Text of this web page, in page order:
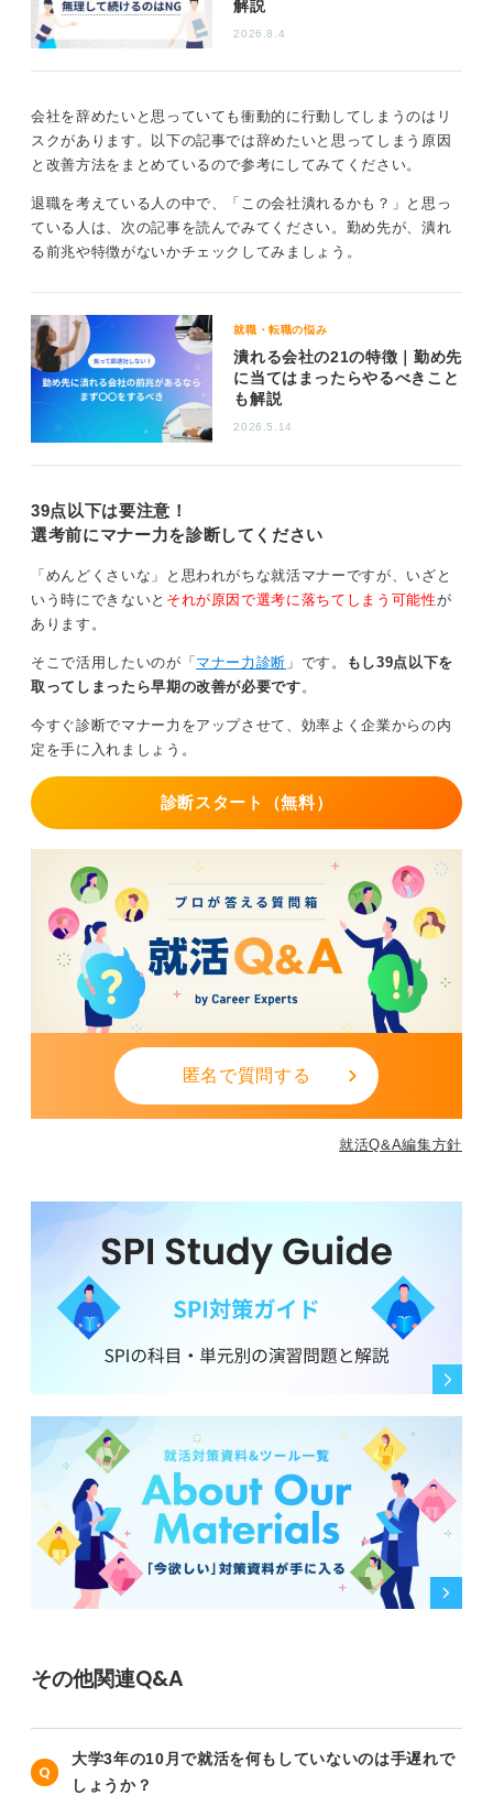
業務を整理することが大切です。また、退職後のキャリ
アプランについても、この期間を利用して具体的な計画
を実現するために、計画的に行動し、コミュニケーショ
ンを大切にすることが重要です。将来に向けての橋渡し
として、この期間を有意義に過ごし、次のステップへと
進んでいきましょう。
0
解説
2026.8.4
会社を辞めたいと思っていても衝動的に行動してしまうのはリ
スクがあります。以下の記事では辞めたいと思ってしまう原因
と改善方法をまとめているので参考にしてみてください。
退職を考えている人の中で、「この会社潰れるかも？」と思っ
ている人は、次の記事を読んでみてください。勤め先が、潰れ
る前兆や特徴がないかチェックしてみましょう。
就職・転職の悩み
潰れる会社の21の特徴｜勤め先
に当てはまったらやるべきこと
も解説
2026.5.14
39点以下は要注意！
選考前にマナー力を診断してください
「めんどくさいな」と思われがちな就活マナーですが、いざと
いう時にできないと それが原因で選考に落ちてしまう可能性が
あります。
そこで活用したいのが「 マナー力診断 」です。
もし39点以下を
取ってしまったら早期の改善が必要です 。
今すぐ診断でマナー力をアップさせて、効率よく企業からの内
定を手に入れましょう。
診断スタート（無料）
匿名で質問する
就活Q&A編集方針
その他関連Q&A
大学3年の10月で就活を何もしていないのは手遅れで
しょうか？